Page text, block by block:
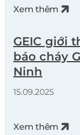
lại hậu quả
nhiệt, hoặc
Xem thêm
GEIC giới
báo cháy
Ninh
15.09.2025
Xem thêm